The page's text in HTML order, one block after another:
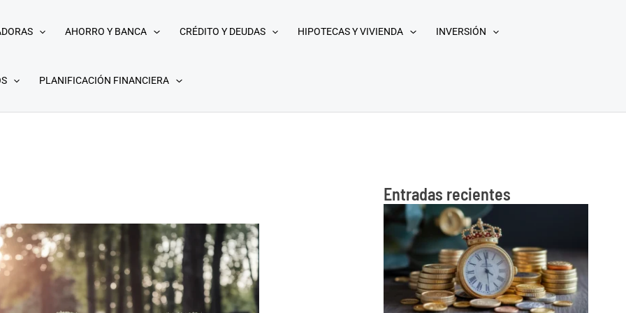
AHORRO Y BANCA CRÉDITO Y DEUDAS HIPOTECAS Y VIVIENDA INVERSIÓN
PLANIFICACIÓN FINANCIERA
Entradas recientes